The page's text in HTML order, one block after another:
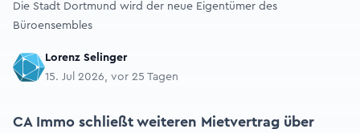
Die Stadt Dortmund wird der neue Eigentümer des
Büroensembles
Lorenz Selinger
15. Jul 2026, vor 25 Tagen
CA Immo schließt weiteren Mietvertrag über